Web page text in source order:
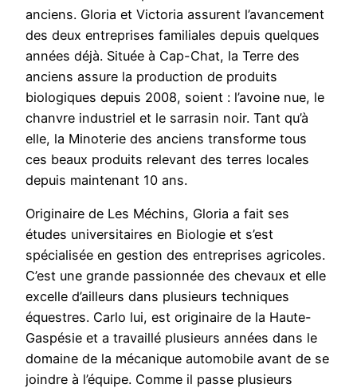
anciens. Gloria et Victoria assurent l’avancement
des deux entreprises familiales depuis quelques
années déjà. Située à Cap-Chat, la Terre des
anciens assure la production de produits
biologiques depuis 2008, soient : l’avoine nue, le
chanvre industriel et le sarrasin noir. Tant qu’à
elle, la Minoterie des anciens transforme tous
ces beaux produits relevant des terres locales
depuis maintenant 10 ans.
Originaire de Les Méchins, Gloria a fait ses
études universitaires en Biologie et s’est
spécialisée en gestion des entreprises agricoles.
C’est une grande passionnée des chevaux et elle
excelle d’ailleurs dans plusieurs techniques
équestres. Carlo lui, est originaire de la Haute-
Gaspésie et a travaillé plusieurs années dans le
domaine de la mécanique automobile avant de se
joindre à l’équipe. Comme il passe plusieurs